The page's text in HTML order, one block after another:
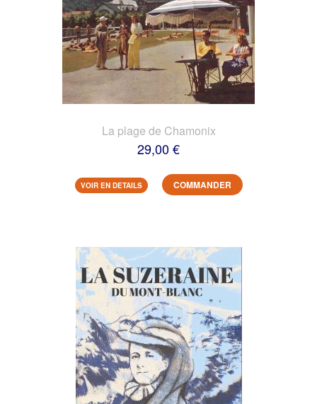
La plage de Chamonix
29,00 €
VOIR EN DETAILS COMMANDER